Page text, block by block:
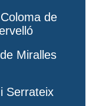
de
Miralles
Serrateix